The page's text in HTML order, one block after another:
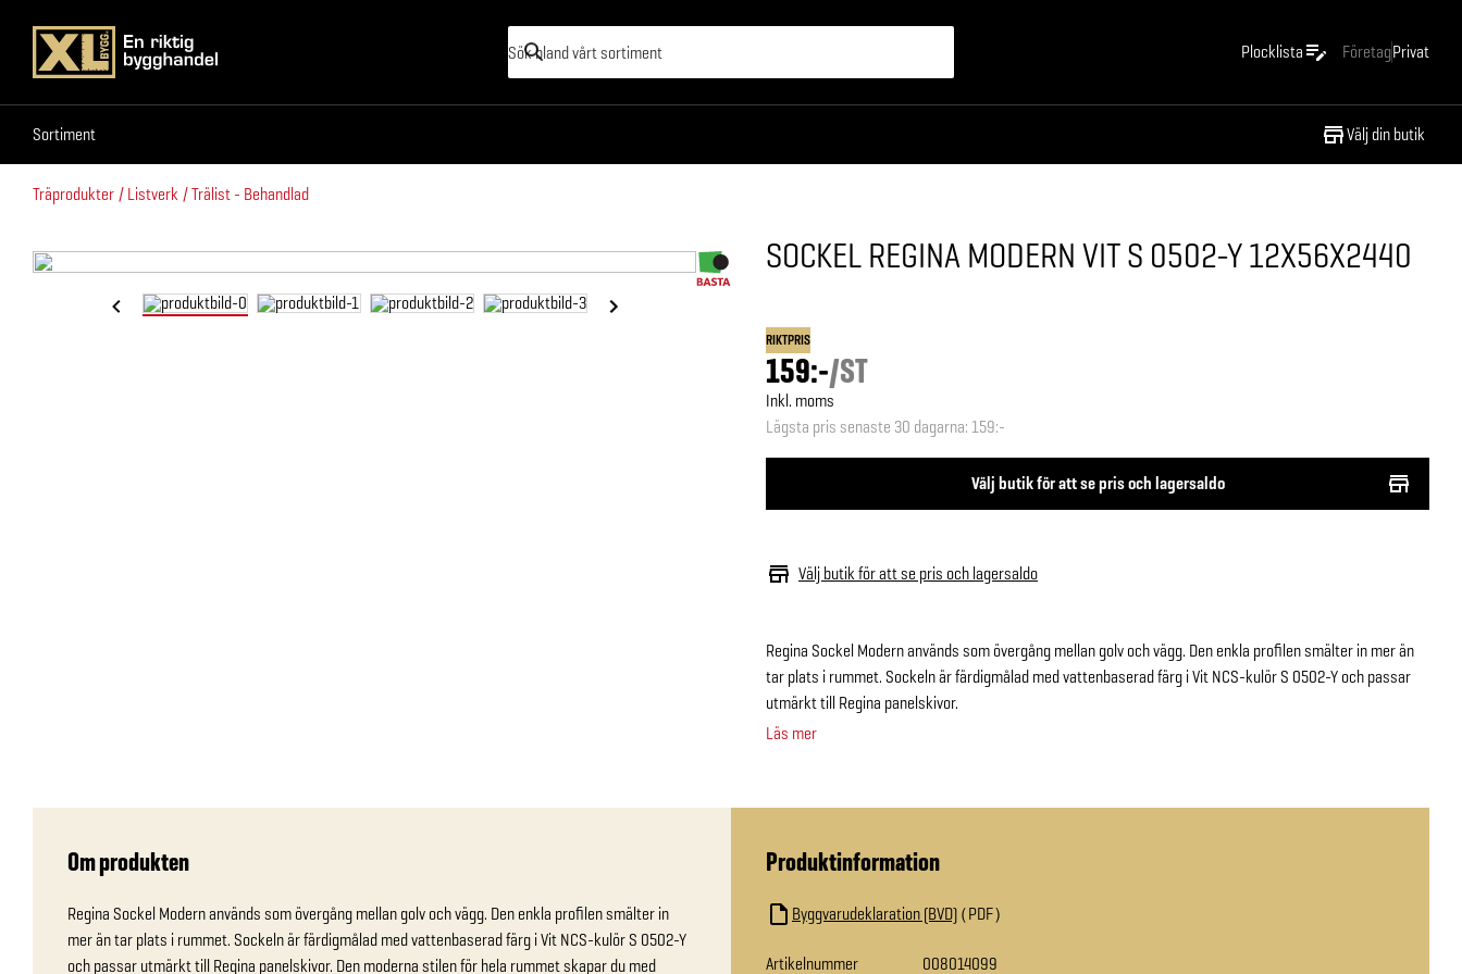
Plocklista FöretagPrivat
Sortiment Välj din butik
Sortiment
Träprodukter Listverk Trälist - Behandlad
SOCKEL REGINA MODERN VIT S 0502-Y 12X56X2440
RIKTPRIS
159:-/ST
Inkl. moms
Lägsta pris senaste 30 dagarna: 159:-
Välj butik för att se pris och lagersaldo
Välj butik för att se pris och lagersaldo
Regina Sockel Modern används som övergång mellan golv och vägg. Den enkla profilen smälter in mer än
tar plats i rummet. Sockeln är färdigmålad med vattenbaserad färg i Vit NCS-kulör S 0502-Y och passar
utmärkt till Regina panelskivor.
Läs mer
Om produkten
Regina Sockel Modern används som övergång mellan golv och vägg. Den enkla profilen smälter in
mer än tar plats i rummet. Sockeln är färdigmålad med vattenbaserad färg i Vit NCS-kulör S 0502-Y
och passar utmärkt till Regina panelskivor. Den moderna stilen för hela rummet skapar du med
Produktinformation
Byggvarudeklaration (BVD) PDF
Artikelnummer 008014099